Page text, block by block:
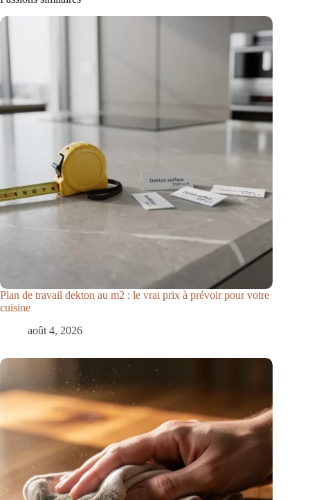
Plan de travail dekton au m2 : le vrai prix à prévoir pour votre
cuisine
août 4, 2026